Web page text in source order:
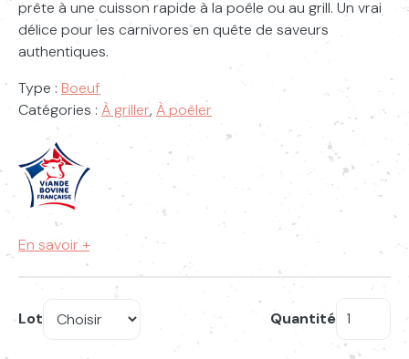
11,93 €
23,92 €
prête à une cuisson rapide à la poêle ou au grill. Un vrai
délice pour les carnivores en quête de saveurs
authentiques.
Type : Boeuf
Catégories : À griller, À poêler
En savoir +
Lot
quantité
Quantité